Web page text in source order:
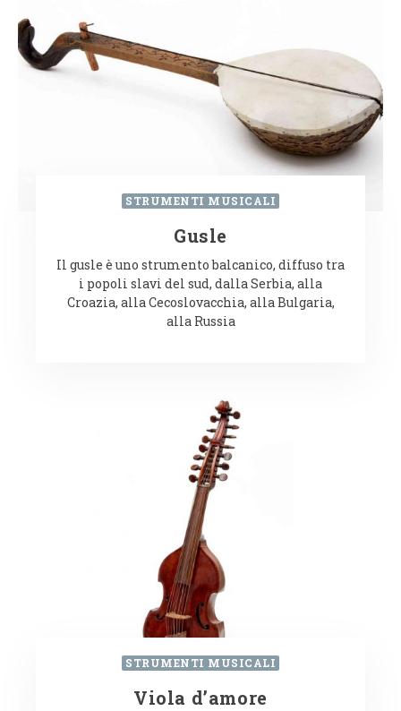
STRUMENTI MUSICALI
Gusle
Il gusle è uno strumento balcanico, diffuso tra
i popoli slavi del sud, dalla Serbia, alla
Croazia, alla Cecoslovacchia, alla Bulgaria,
alla Russia
STRUMENTI MUSICALI
Viola d’amore